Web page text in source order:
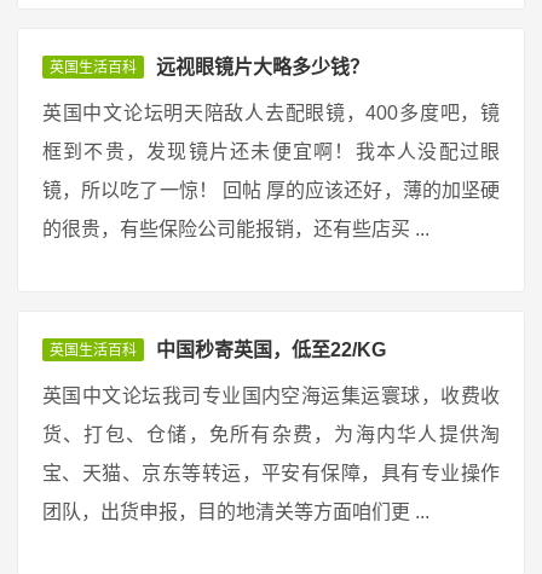
英国生活百科 远视眼镜片大略多少钱？
英国中文论坛明天陪敌人去配眼镜，400多度吧，镜
框到不贵，发现镜片还未便宜啊！我本人没配过眼
镜，所以吃了一惊！ 回帖 厚的应该还好，薄的加坚硬
的很贵，有些保险公司能报销，还有些店买 ...
英国生活百科 中国秒寄英国，低至22/KG
英国中文论坛我司专业国内空海运集运寰球，收费收
货、打包、仓储，免所有杂费，为海内华人提供淘
宝、天猫、京东等转运，平安有保障，具有专业操作
团队，出货申报，目的地清关等方面咱们更 ...